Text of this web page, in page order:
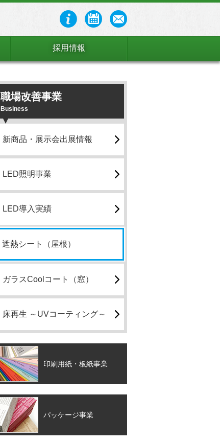
採用情報
職場改善事業
Business
新商品・展示会出展情報
LED照明事業
LED導入実績
遮熱シート（屋根）
ガラスCoolコート（窓）
床再生 ～UVコーティング～
印刷用紙・板紙事業
パッケージ事業